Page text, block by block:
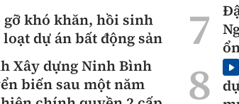
gỡ khó khăn, hồi sinh
dự án bất động sản
Xây dựng Ninh Bình
biến sau một năm